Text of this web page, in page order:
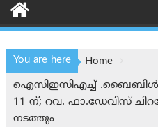
You are here
Home
ഐസിഇസിഎച്ച്
11 ന്; റവ. ഫാ.ഡേവിസ്
നടത്തും